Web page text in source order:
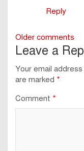
Reply
Comments
navigation
Older comments
Leave a
Your email
are marked *
Comment *